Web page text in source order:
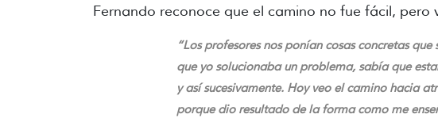
Fernando reconoce que el camino no fue fácil, pero
“Los profesores nos ponían cosas concretas
que yo solucionaba un problema, sabía que
y así sucesivamente. Hoy veo el camino hacia
porque dio resultado de la forma como me